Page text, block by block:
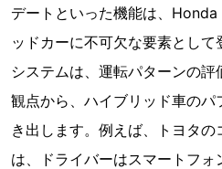
デートといった機能は、
ッドカーに不可欠な要素とし
システムは、運転パターンの
観点から、ハイブリッド車のパ
き出します。例えば、トヨタ
は、ドライバーはスマートフ